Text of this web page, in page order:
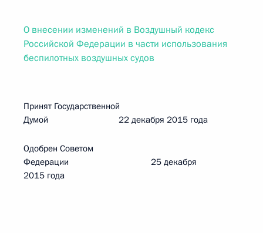
О внесении изменений в Воздушный кодекс
Российской Федерации в части использования
беспилотных воздушных судов
Принят Государственной
Думой 22 декабря 2015 года
Одобрен Советом
Федерации 25 декабря
2015 года